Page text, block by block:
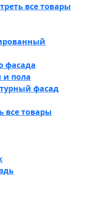
все товары
фасада
и пола
фасад
все товары